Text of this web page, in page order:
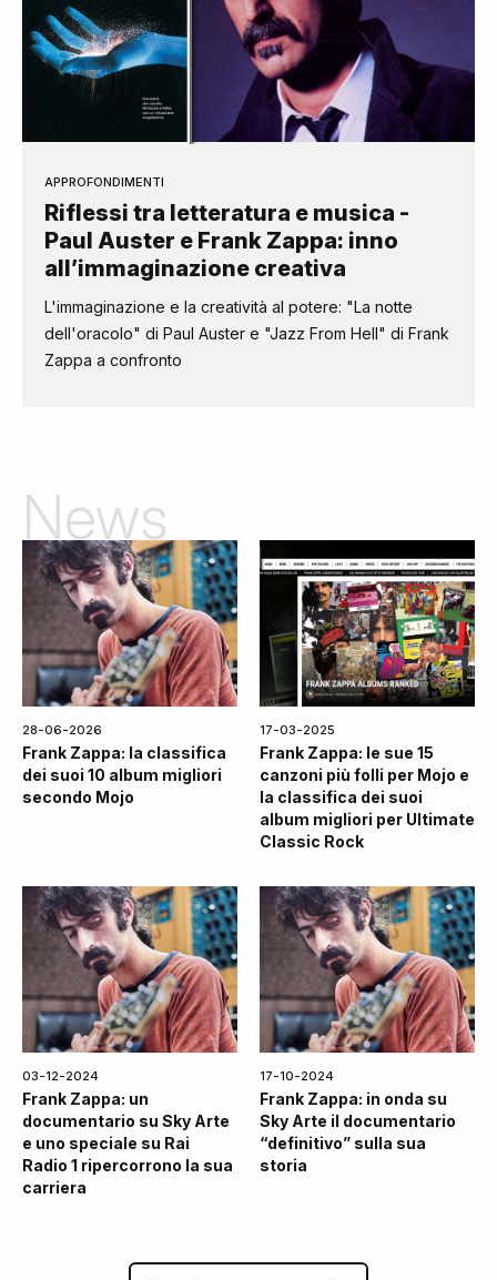
APPROFONDIMENTI
Riflessi tra letteratura e musica -
Paul Auster e Frank Zappa: inno
all’immaginazione creativa
L'immaginazione e la creatività al potere: "La notte
dell'oracolo" di Paul Auster e "Jazz From Hell" di Frank
Zappa a confronto
News
28-06-2026
Frank Zappa: la classifica
dei suoi 10 album migliori
secondo Mojo
17-03-2025
Frank Zappa: le sue 15
canzoni più folli per Mojo e
la classifica dei suoi
album migliori per Ultimate
Classic Rock
03-12-2024
Frank Zappa: un
documentario su Sky Arte
e uno speciale su Rai
Radio 1 ripercorrono la sua
carriera
17-10-2024
Frank Zappa: in onda su
Sky Arte il documentario
“definitivo” sulla sua
storia